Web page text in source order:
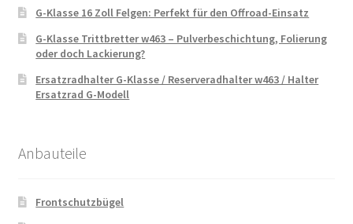
G-Klasse 16 Zoll Felgen: Perfekt für den Offroad-Einsatz
G-Klasse Trittbretter w463 – Pulverbeschichtung, Folierung
oder doch Lackierung?
Ersatzradhalter G-Klasse / Reserveradhalter w463 / Halter
Ersatzrad G-Modell
Anbauteile
Frontschutzbügel